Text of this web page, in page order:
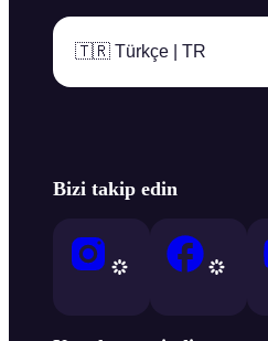
🇹🇷 Türkçe | TR
Bizi takip edin